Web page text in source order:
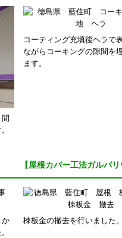
コーティング充填後ヘラで
ながらコーキングの隙間を
ます。
【屋根カバー工法ガルバリ
か
棟板金の撤去を行いました。